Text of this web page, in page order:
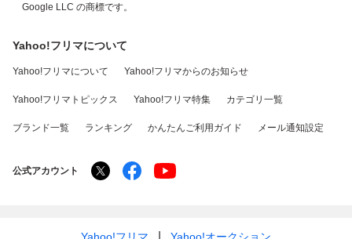
Google LLC の商標です。
Yahoo!フリマについて
Yahoo!フリマについて Yahoo!フリマからのお知らせ
Yahoo!フリマトピックス Yahoo!フリマ特集 カテゴリ一覧
ブランド一覧 ランキング かんたんご利用ガイド メール通知設定
公式アカウント